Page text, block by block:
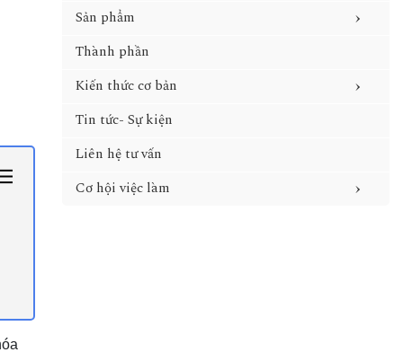
Sản phẩm ›
Thành phần
Kiến thức cơ bản
›
Tin tức- Sự kiện
Liên hệ tư vấn
Cơ hội việc làm
›